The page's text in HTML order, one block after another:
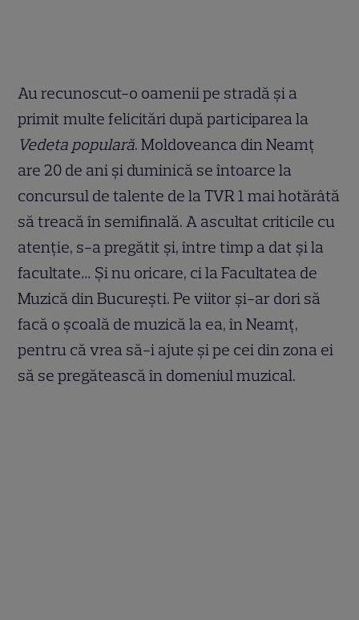
Au recunoscut-o oamenii pe stradă şi a
primit multe felicitări după participarea la
Vedeta populară. Moldoveanca din Neamţ
are 20 de ani şi duminică se întoarce la
concursul de talente de la TVR 1 mai hotărâtă
să treacă în semifinală. A ascultat criticile cu
atenţie, s-a pregătit şi, între timp a dat şi la
facultate… Şi nu oricare, ci la Facultatea de
Muzică din Bucureşti. Pe viitor şi-ar dori să
facă o şcoală de muzică la ea, în Neamţ,
pentru că vrea să-i ajute şi pe cei din zona ei
să se pregătească în domeniul muzical.